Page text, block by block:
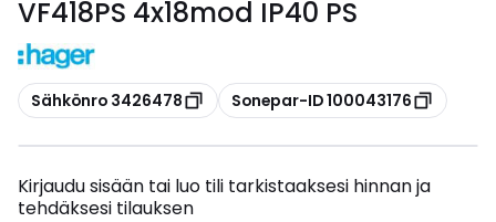
VF418PS 4x18mod IP40 PS
Kopioi
Sähkönro 3426478 Kopioi
Sonepar-ID 100043176
Kirjaudu sisään tai luo tili tarkistaaksesi hinnan ja
tehdäksesi tilauksen